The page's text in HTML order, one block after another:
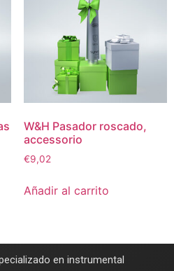
W&H Pasador roscado,
accessorio
€9,02
Añadir al carrito
en instrumental